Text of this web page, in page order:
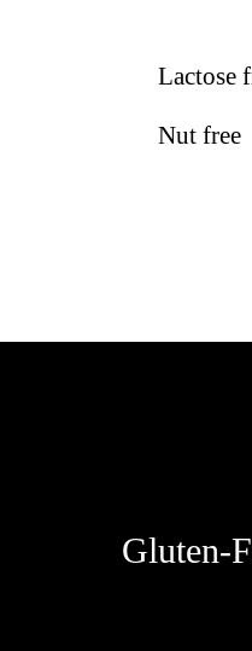
Lactose
Nut free
Gluten-